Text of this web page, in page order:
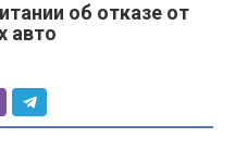
об отказе от
авто